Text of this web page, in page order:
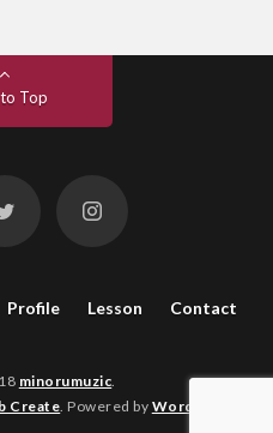
Top
Profile Lesson Contact
minorumuzic
Create . Powered by WordPress